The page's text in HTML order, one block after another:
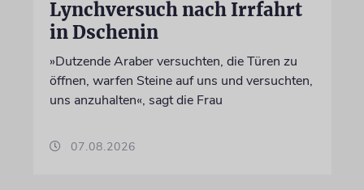
Lynchversuch nach Irrfahrt
in Dschenin
»Dutzende Araber versuchten, die Türen zu
öffnen, warfen Steine auf uns und versuchten,
uns anzuhalten«, sagt die Frau
07.08.2026